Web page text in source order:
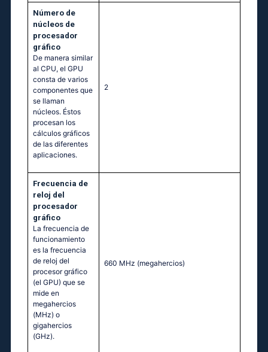
Número de
núcleos de
procesador
gráfico
De manera similar
al CPU, el GPU
consta de varios
componentes que
se llaman
núcleos. Éstos
procesan los
cálculos gráficos
de las diferentes
aplicaciones.
2
Frecuencia de
reloj del
procesador
gráfico
La frecuencia de
funcionamiento
es la frecuencia
de reloj del
procesor gráfico
(el GPU) que se
mide en
megahercios
(MHz) o
gigahercios
(GHz).
660 MHz (megahercios)